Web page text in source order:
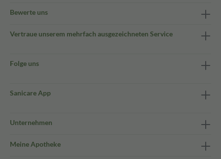
Bewerte uns
Vertraue unserem mehrfach ausgezeichneten Service
Folge uns
Sanicare App
Unternehmen
Meine Apotheke